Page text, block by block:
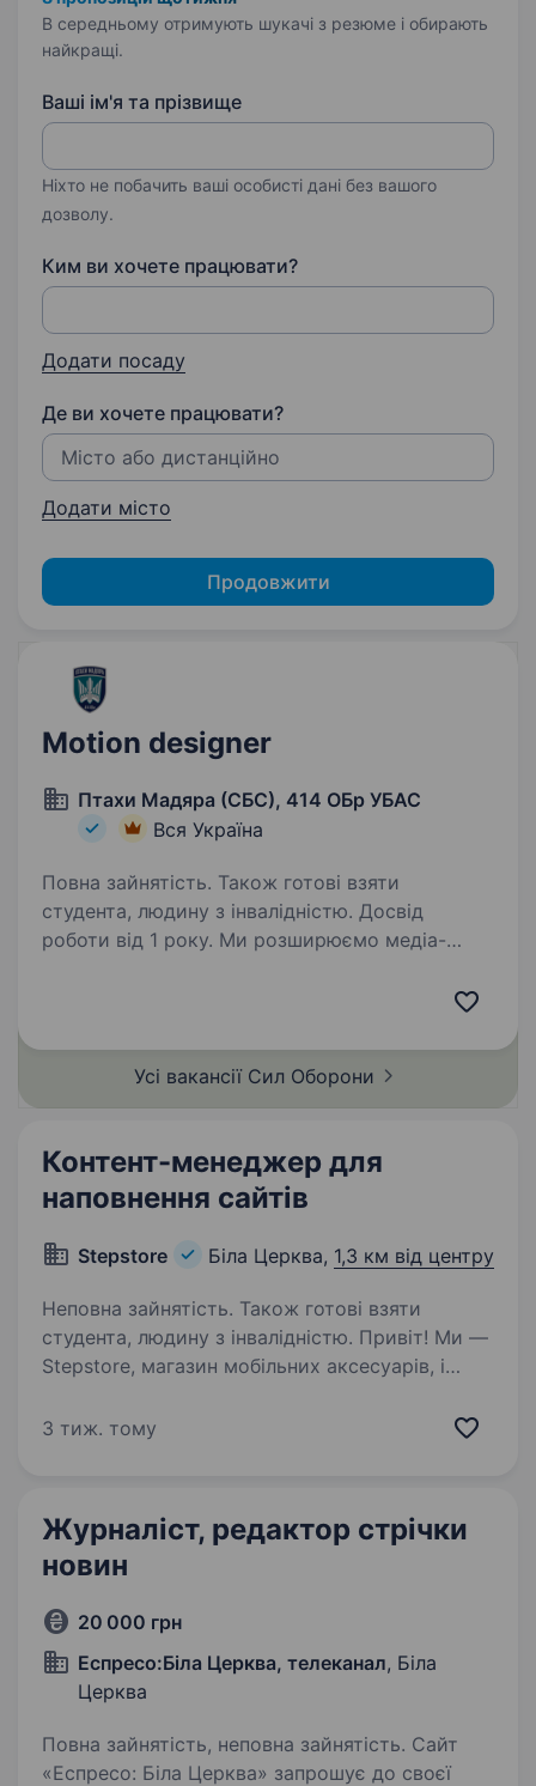
В середньому отримують шукачі з резюме і обирають
найкращі.
Ваші ім'я та прізвище
Ніхто не побачить ваші особисті дані без вашого
дозволу.
Ким ви хочете працювати?
Додати посаду
Де ви хочете працювати?
Додати місто
Продовжити
Motion designer
Птахи Мадяра (СБС), 414 ОБр УБАС
Вся Україна
Повна зайнятість. Також готові взяти
студента, людину з інвалідністю. Досвід
роботи від 1 року. Ми розширюємо медіа-
допоможе створювати сучасний, динамічний і
рекрутингових кампаній, презентацій
та спеціальних медіапроєктів…
Усі вакансії Сил Оборони
Контент-менеджер для
наповнення сайтів
Stepstore Біла Церква, 1,3 км від центру
Неповна зайнятість. Також готові взяти
студента, людину з інвалідністю. Привіт! Ми —
Stepstore, магазин мобільних аксесуарів, і
з контентом на нашому сайті. Що тобі
3 тиж. тому
Журналіст, редактор стрічки
новин
20 000 грн
Еспресо:Біла Церква, телеканал, Біла
Церква
Повна зайнятість, неповна зайнятість. Сайт
«Еспресо: Біла Церква» запрошує до своєї